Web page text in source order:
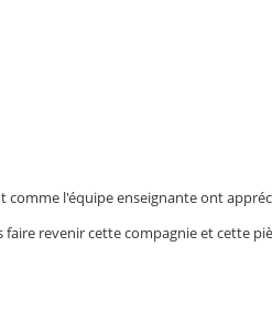
comme l'équipe enseignante ont
faire revenir cette compagnie et cette